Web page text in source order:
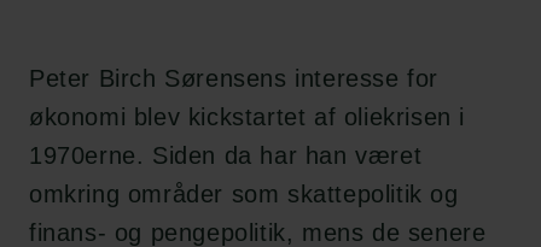
Peter Birch Sørensens interesse for
økonomi blev kickstartet af oliekrisen i
1970erne. Siden da har han været
omkring områder som skattepolitik og
finans- og pengepolitik, mens de senere